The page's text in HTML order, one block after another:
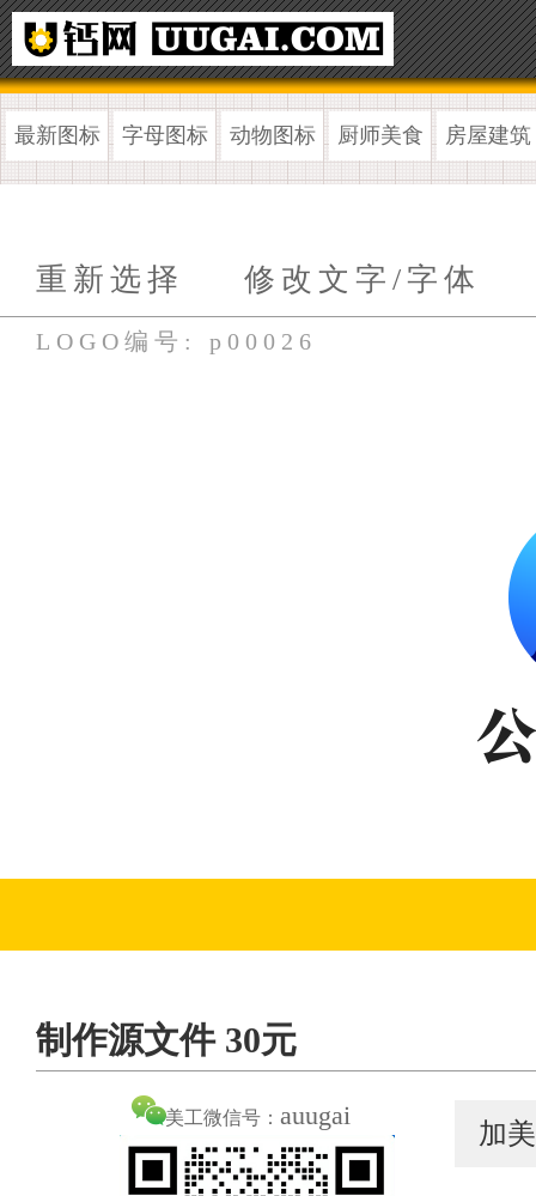
最新图标 字母图标 动物图标 厨师美食 房屋建筑
重新选择 修改文字/字体
LOGO编号: p00026
制作源文件 30元
美工微信号： auugai
加